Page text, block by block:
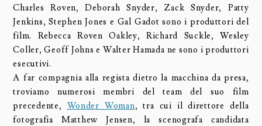
Charles Roven, Deborah Snyder, Zack Snyder, Patty
Jenkins, Stephen Jones e Gal Gadot sono i produttori del
film. Rebecca Roven Oakley, Richard Suckle, Wesley
Coller, Geoff Johns e Walter Hamada ne sono i produttori
esecutivi.
A far compagnia alla regista dietro la macchina da presa,
troviamo numerosi membri del team del suo film
precedente, Wonder Woman, tra cui il direttore della
fotografia Matthew Jensen, la scenografa candidata